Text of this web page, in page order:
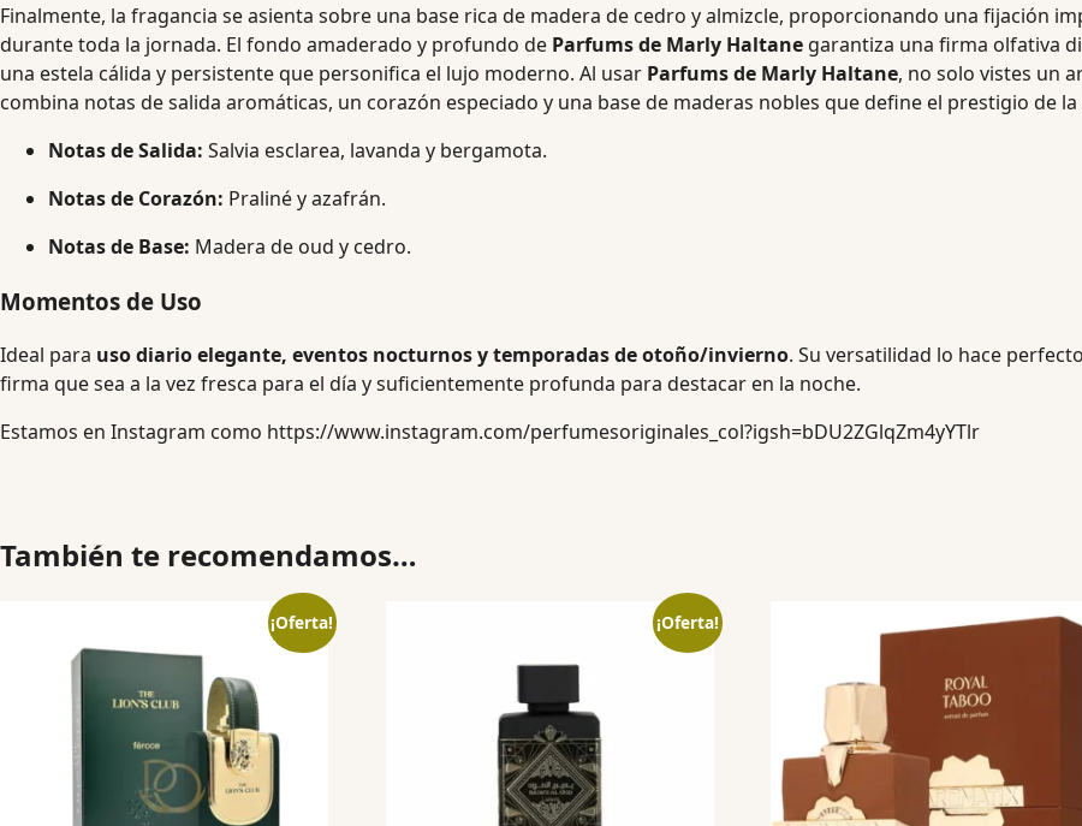
Finalmente, la fragancia se asienta sobre una base rica de madera de cedro y almizcle, proporcionando una fijación
durante toda la jornada. El fondo amaderado y profundo de Parfums de Marly Haltane garantiza una firma olfativa
una estela cálida y persistente que personifica el lujo moderno. Al usar Parfums de Marly Haltane, no solo vistes un
combina notas de salida aromáticas, un corazón especiado y una base de maderas nobles que define el prestigio de la
Notas de Salida: Salvia esclarea, lavanda y bergamota.
Notas de Corazón: Praliné y azafrán.
Notas de Base: Madera de oud y cedro.
Momentos de Uso
Ideal para uso diario elegante, eventos nocturnos y temporadas de otoño/invierno. Su versatilidad lo hace
firma que sea a la vez fresca para el día y suficientemente profunda para destacar en la noche.
Estamos en Instagram como https://www.instagram.com/perfumesoriginales_col?igsh=bDU2ZGlqZm4yYTlr
También te recomendamos…
¡Oferta! ¡Oferta!